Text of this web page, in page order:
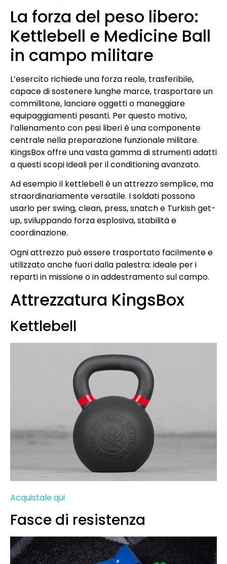
La forza del peso libero:
Kettlebell e Medicine Ball
in campo militare
L’esercito richiede una forza reale, trasferibile,
capace di sostenere lunghe marce, trasportare un
commilitone, lanciare oggetti o maneggiare
equipaggiamenti pesanti. Per questo motivo,
l’allenamento con pesi liberi è una componente
centrale nella preparazione funzionale militare.
KingsBox offre una vasta gamma di strumenti adatti
a questi scopi ideali per il conditioning avanzato.
Ad esempio il kettlebell è un attrezzo semplice, ma
straordinariamente versatile. I soldati possono
usarlo per swing, clean, press, snatch e Turkish get-
up, sviluppando forza esplosiva, stabilità e
coordinazione.
Ogni attrezzo può essere trasportato facilmente e
utilizzato anche fuori dalla palestra: ideale per i
reparti in missione o in addestramento sul campo.
Attrezzatura KingsBox
Kettlebell
Acquistale qui
Fasce di resistenza